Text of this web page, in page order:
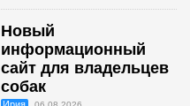
Новый
информационный
сайт для владельцев
собак